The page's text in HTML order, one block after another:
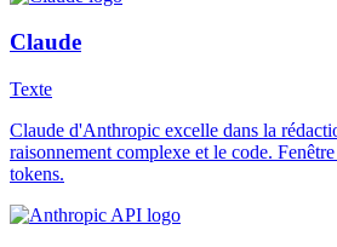
Claude
Texte
Claude d'Anthropic excelle dans la
raisonnement complexe et le code.
tokens.